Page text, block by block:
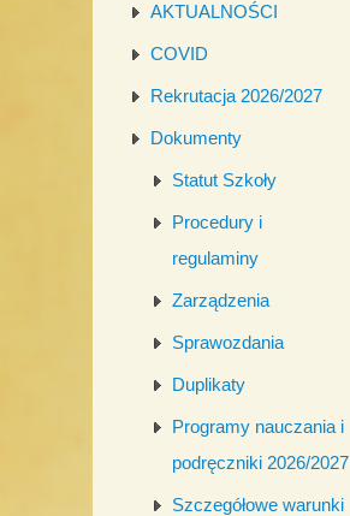
AKTUALNOŚCI
COVID
Rekrutacja 2026/2027
Dokumenty
Statut Szkoły
Procedury i
regulaminy
Zarządzenia
Sprawozdania
Duplikaty
Programy nauczania i
podręczniki 2026/2027
Szczegółowe warunki